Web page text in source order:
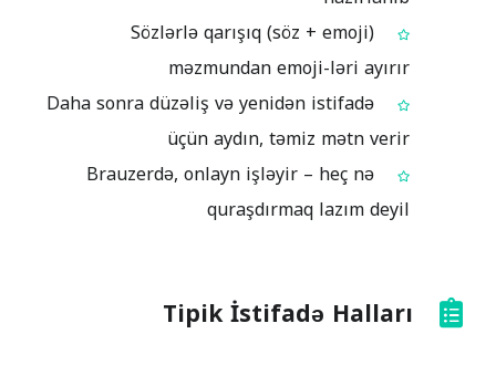
Sözlərlə qarışıq (söz + emoji)
məzmundan emoji-ləri ayırır
Daha sonra düzəliş və yenidən istifadə
üçün aydın, təmiz mətn verir
Brauzerdə, onlayn işləyir – heç nə
quraşdırmaq lazım deyil
Tipik İstifadə Halları